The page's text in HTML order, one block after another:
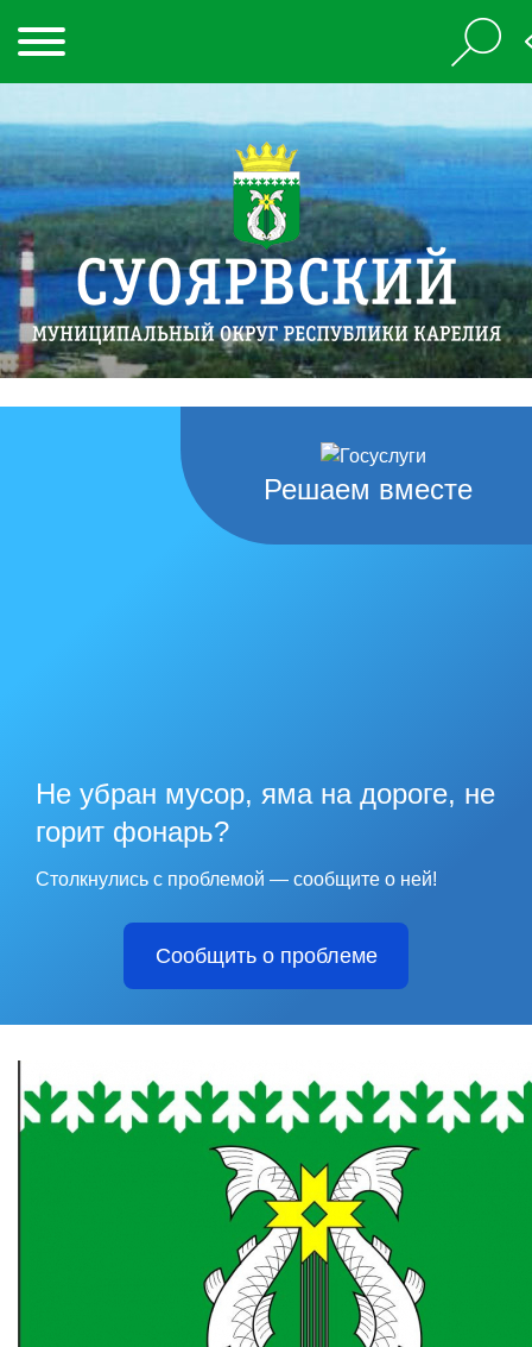
Решаем вместе
Не убран мусор, яма на дороге, не
горит фонарь?
Столкнулись с проблемой — сообщите о ней!
Сообщить о проблеме